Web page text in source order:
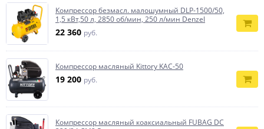
Компрессор безмасл. малошумный DLP-1500/50,
1,5 кВт,50 л, 2850 об/мин, 250 л/мин Denzel
22 360 руб.
Компрессор масляный Kittory KAC-50
19 200 руб.
Компрессор масляный коаксиальный FUBAG DС